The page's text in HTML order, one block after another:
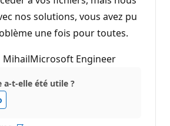
nos solutions, vous avez pu
une fois pour toutes.
Engineer
a-t-elle été utile ?